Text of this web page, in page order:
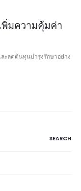
พิ่มความคุ้มค่า
ะลดต้นทุนบำรุงรักษาอย่าง